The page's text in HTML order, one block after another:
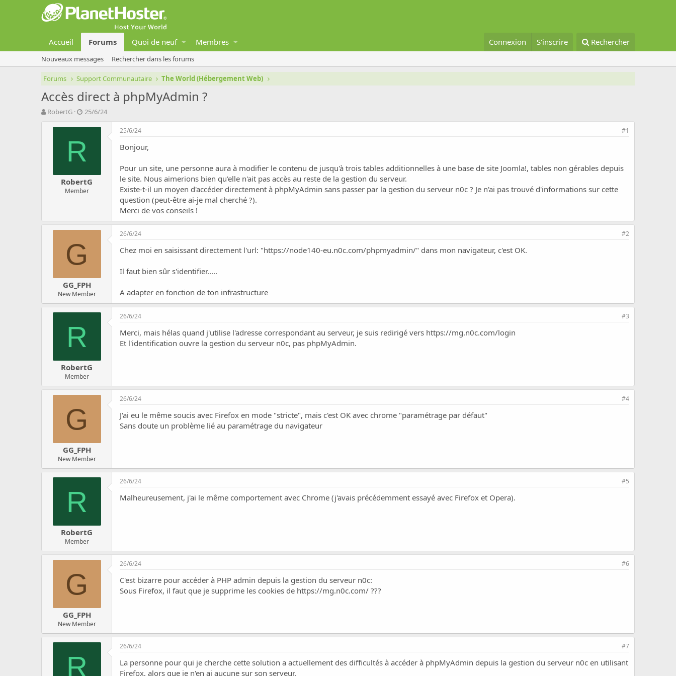
Accueil Forums Quoi de neuf Membres Connexion S'inscrire Rechercher
Nouveaux messages Rechercher dans les forums
Forums Support Communautaire The World (Hébergement Web)
Accès direct à phpMyAdmin ?
A
s
RobertG
D
t
d
e
é
b
u
25/6/24
R
RobertG
Member
25/6/24 #1
Bonjour,
Pour un site, une personne aura à modifier le contenu de jusqu'à trois tables additionnelles à une base de site Joomla!, tables non gérables depuis
le site. Nous aimerions bien qu'elle n'ait pas accès au reste de la gestion du serveur.
Existe-t-il un moyen d'accéder directement à phpMyAdmin sans passer par la gestion du serveur n0c ? Je n'ai pas trouvé d'informations sur cette
question (peut-être ai-je mal cherché ?).
Merci de vos conseils !
G
GG_FPH
New Member
26/6/24 #2
Chez moi en saisissant directement l'url: "https://node140-eu.n0c.com/phpmyadmin/" dans mon navigateur, c'est OK.
Il faut bien sûr s'identifier.....
A adapter en fonction de ton infrastructure
R
RobertG
Member
26/6/24 #3
Merci, mais hélas quand j'utilise l'adresse correspondant au serveur, je suis redirigé vers https://mg.n0c.com/login
Et l'identification ouvre la gestion du serveur n0c, pas phpMyAdmin.
G
GG_FPH
New Member
26/6/24 #4
J'ai eu le même soucis avec Firefox en mode "stricte", mais c'est OK avec chrome "paramétrage par défaut"
Sans doute un problème lié au paramétrage du navigateur
R
RobertG
Member
26/6/24 #5
Malheureusement, j'ai le même comportement avec Chrome (j'avais précédemment essayé avec Firefox et Opera).
G
GG_FPH
New Member
26/6/24 #6
C'est bizarre pour accéder à PHP admin depuis la gestion du serveur n0c:
Sous Firefox, il faut que je supprime les cookies de https://mg.n0c.com/ ???
R
26/6/24 #7
La personne pour qui je cherche cette solution a actuellement des difficultés à accéder à phpMyAdmin depuis la gestion du serveur n0c en utilisant
Firefox, alors que je n'en ai aucune sur son serveur.